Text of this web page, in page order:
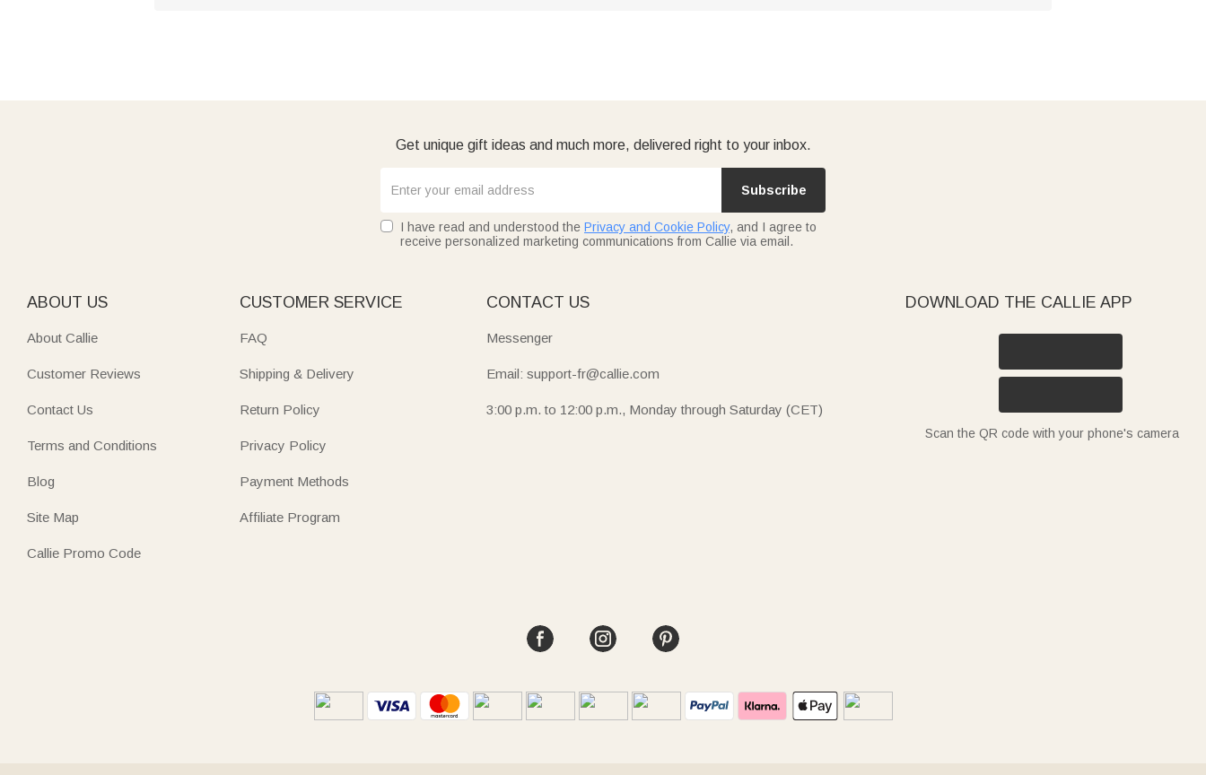
Get unique gift ideas and much more, delivered right to your inbox.
Subscribe
I have read and understood the Privacy and Cookie Policy, and I agree to
receive personalized marketing communications from Callie via email.
ABOUT US
About Callie
Customer Reviews
Contact Us
Terms and Conditions
Blog
Site Map
Callie Promo Code
CUSTOMER SERVICE
FAQ
Shipping & Delivery
Return Policy
Privacy Policy
Payment Methods
Affiliate Program
CONTACT US
Messenger
Email: support-fr@callie.com
3:00 p.m. to 12:00 p.m., Monday through Saturday (CET)
DOWNLOAD THE CALLIE APP
Scan the QR code with your phone's camera